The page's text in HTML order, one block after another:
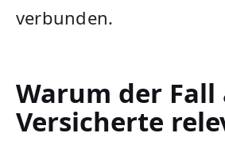
verbunden.
Warum der
Versicherte